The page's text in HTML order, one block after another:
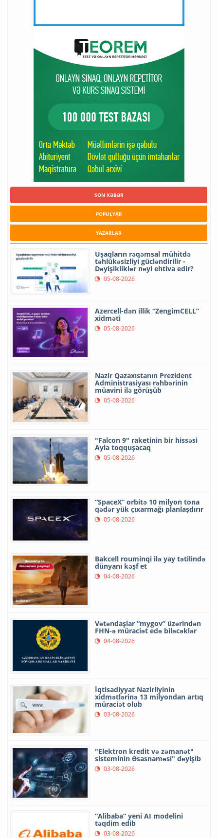
SON XƏBƏR
POPULYAR
YAZARLAR
Uşaqların rəqəmsal mühitdə
təhlükəsizliyi gücləndirilir -
Dəyişikliklər nəyi ehtiva edir?
05-08-2026
Azercell-dən illik “ZengimCELL”
xidməti
05-08-2026
Nazir Qazaxıstanın Prezident
Administrasiyası rəhbərinin
müavini ilə görüşüb
05-08-2026
"Falcon 9" raketinin bir hissəsi
Ayla toqquşacaq
05-08-2026
“SpaceX” orbitə 10 milyon tona
qədər yük çıxarmağı planlaşdırır
05-08-2026
Bakcell rouminqi ilə yay tətilində
dünyanı kəşf et
04-08-2026
Vətəndaşlar “mygov” üzərindən
FHN-ə müraciət edə biləcəklər
04-08-2026
İqtisadiyyat Nazirliyinin
xidmətlərinə 13 milyondan artıq
müraciət olub
03-08-2026
"Elektron kredit və zəmanət"
sisteminin Əsasnaməsi" dəyişib
03-08-2026
“Alibaba” yeni AI modelini
təqdim edib
03-08-2026